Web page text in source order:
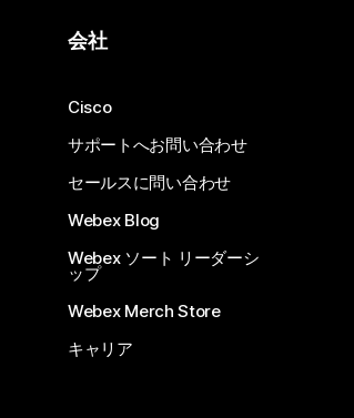
会社
Cisco
サポートへお問い合わせ
セールスに問い合わせ
Webex Blog
Webex ソート リーダーシ
ップ
Webex Merch Store
キャリア